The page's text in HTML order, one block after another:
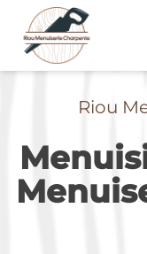
content
Riou